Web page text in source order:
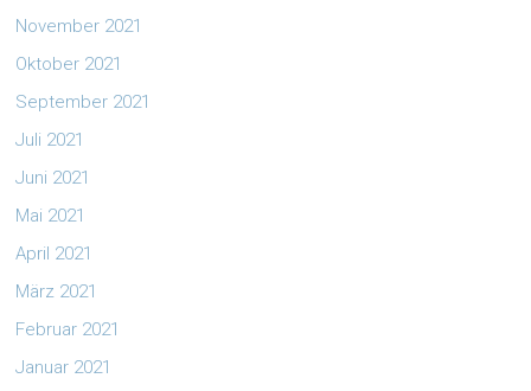
November 2021
Oktober 2021
September 2021
Juli 2021
Juni 2021
Mai 2021
April 2021
März 2021
Februar 2021
Januar 2021